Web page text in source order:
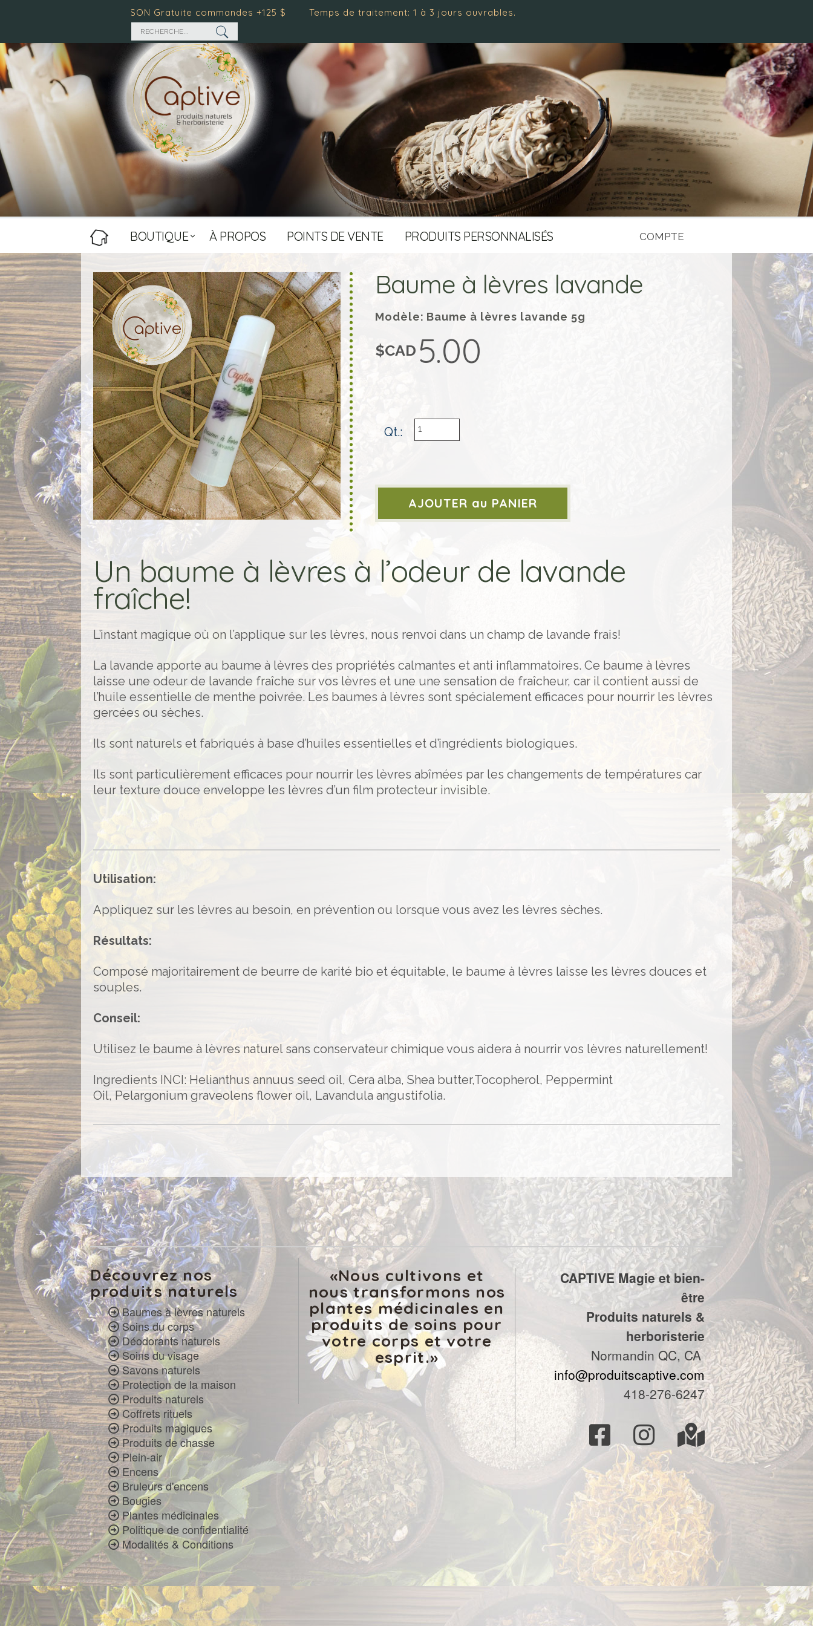
Temps de traitement: 1 à 3 jours ouvrables.
LIVRAISON Gratuite commandes +125 $
BOUTIQUE À PROPOS POINTS DE VENTE PRODUITS PERSONNALISÉS COMPTE
Baume à lèvres lavande
Modèle: Baume à lèvres lavande 5g
$CAD 5.00
Qt.:
Un baume à lèvres à l’odeur de lavande
fraîche!
L’instant magique où on l’applique sur les lèvres, nous renvoi dans un champ de lavande frais!
La lavande apporte au baume à lèvres des propriétés calmantes et anti inflammatoires. Ce baume à lèvres
laisse une odeur de lavande fraîche sur vos lèvres et une une sensation de fraîcheur, car il contient aussi de
l’huile essentielle de menthe poivrée. Les baumes à lèvres sont spécialement efficaces pour nourrir les lèvres
gercées ou sèches.
Ils sont naturels et fabriqués à base d’huiles essentielles et d’ingrédients biologiques.
Ils sont particulièrement efficaces pour nourrir les lèvres abîmées par les changements de températures car
leur texture douce enveloppe les lèvres d’un film protecteur invisible.
Utilisation:
Appliquez sur les lèvres au besoin, en prévention ou lorsque vous avez les lèvres sèches.
Résultats:
Composé majoritairement de beurre de karité bio et équitable, le baume à lèvres laisse les lèvres douces et
souples.
Conseil:
Utilisez le baume à lèvres naturel sans conservateur chimique vous aidera à nourrir vos lèvres naturellement!
Ingredients INCI: Helianthus annuus seed oil, Cera alba, Shea butter,Tocopherol, Peppermint
Oil, Pelargonium graveolens flower oil, Lavandula angustifolia.
Découvrez nos
produits naturels
Baumes à lèvres naturels
Soins du corps
Déodorants naturels
Soins du visage
Savons naturels
Protection de la maison
Produits naturels
Coffrets rituels
Produits magiques
Produits de chasse
Plein-air
Encens
Bruleurs d'encens
Bougies
Plantes médicinales
Politique de confidentialité
Modalités & Conditions
«Nous cultivons et
nous transformons nos
plantes médicinales en
produits de soins pour
votre corps et votre
esprit.»
CAPTIVE Magie et bien-
être
Produits naturels &
herboristerie
Normandin QC, CA
info@produitscaptive.com
418-276-6247